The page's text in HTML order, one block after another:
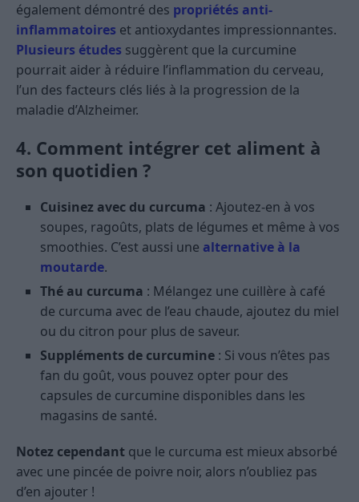
également démontré des propriétés anti-
inflammatoires et antioxydantes impressionnantes.
Plusieurs études suggèrent que la curcumine
pourrait aider à réduire l’inflammation du cerveau,
l’un des facteurs clés liés à la progression de la
maladie d’Alzheimer.
4. Comment intégrer cet aliment à
son quotidien ?
Cuisinez avec du curcuma : Ajoutez-en à vos
soupes, ragoûts, plats de légumes et même à vos
smoothies. C’est aussi une alternative à la
moutarde.
Thé au curcuma : Mélangez une cuillère à café
de curcuma avec de l’eau chaude, ajoutez du miel
ou du citron pour plus de saveur.
Suppléments de curcumine : Si vous n’êtes pas
fan du goût, vous pouvez opter pour des
capsules de curcumine disponibles dans les
magasins de santé.
Notez cependant que le curcuma est mieux absorbé
avec une pincée de poivre noir, alors n’oubliez pas
d’en ajouter !